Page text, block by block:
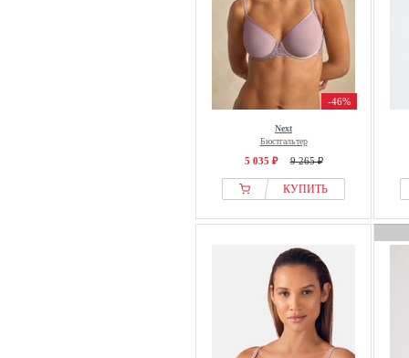
-46%
Next
Бюстгальтер
5 035 ₽ 9 265 ₽
КУПИТЬ